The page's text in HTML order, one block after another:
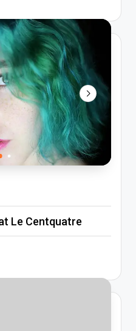
Le Centquatre